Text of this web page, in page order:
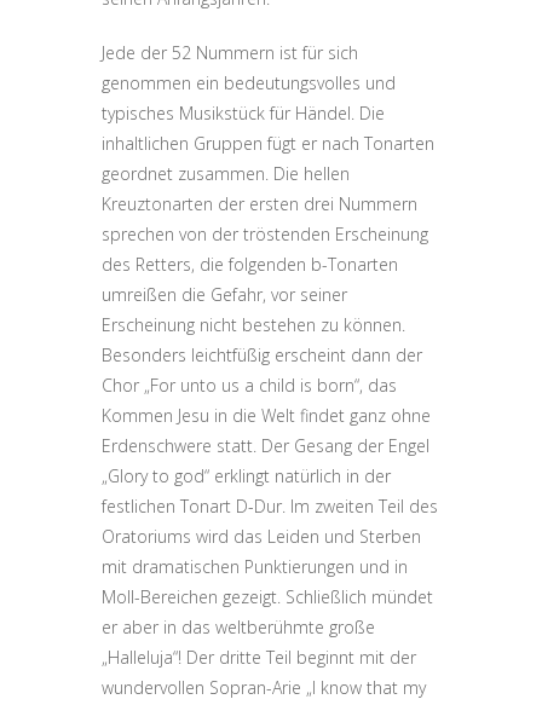
Jede der 52 Nummern ist für sich
genommen ein bedeutungsvolles und
typisches Musikstück für Händel. Die
inhaltlichen Gruppen fügt er nach Tonarten
geordnet zusammen. Die hellen
Kreuztonarten der ersten drei Nummern
sprechen von der tröstenden Erscheinung
des Retters, die folgenden b-Tonarten
umreißen die Gefahr, vor seiner
Erscheinung nicht bestehen zu können.
Besonders leichtfüßig erscheint dann der
Chor „For unto us a child is born“, das
Kommen Jesu in die Welt findet ganz ohne
Erdenschwere statt. Der Gesang der Engel
„Glory to god“ erklingt natürlich in der
festlichen Tonart D-Dur. Im zweiten Teil des
Oratoriums wird das Leiden und Sterben
mit dramatischen Punktierungen und in
Moll-Bereichen gezeigt. Schließlich mündet
er aber in das weltberühmte große
„Halleluja“! Der dritte Teil beginnt mit der
wundervollen Sopran-Arie „I know that my